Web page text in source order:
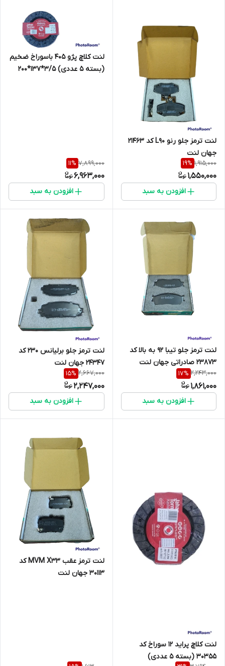
لنت ترمز جلو رنو L90 کد 21463
جهان لنت
1,915,000
19%
1,550,000
افزودن به سبد
لنت کلاچ پژو 405 باسوراخ ضخیم
(بسته 5 عددی) 3/5*137*200
7,899,000
11%
6,963,000
افزودن به سبد
لنت ترمز جلو تیبا 92 به بالا کد
23873 صادراتی جهان لنت
2,243,000
17%
1,861,000
افزودن به سبد
لنت ترمز جلو برلیانس 230 کد
24347 جهان لنت
2,667,000
15%
2,247,000
افزودن به سبد
لنت کلاچ پراید 12 سوراخ کد
30355 (بسته 5 عددی)
لنت ترمز عقب MVM X33 کد
30113 جهان لنت